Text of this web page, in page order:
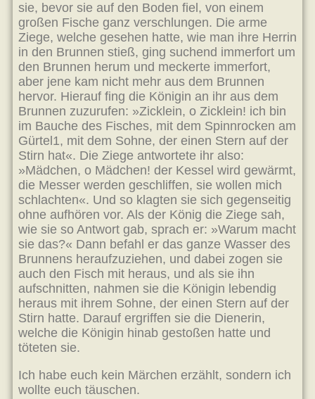
sie, bevor sie auf den Boden fiel, von einem
großen Fische ganz verschlungen. Die arme
Ziege, welche gesehen hatte, wie man ihre Herrin
in den Brunnen stieß, ging suchend immerfort um
den Brunnen herum und meckerte immerfort,
aber jene kam nicht mehr aus dem Brunnen
hervor. Hierauf fing die Königin an ihr aus dem
Brunnen zuzurufen: »Zicklein, o Zicklein! ich bin
im Bauche des Fisches, mit dem Spinnrocken am
Gürtel1, mit dem Sohne, der einen Stern auf der
Stirn hat«. Die Ziege antwortete ihr also:
»Mädchen, o Mädchen! der Kessel wird gewärmt,
die Messer werden geschliffen, sie wollen mich
schlachten«. Und so klagten sie sich gegenseitig
ohne aufhören vor. Als der König die Ziege sah,
wie sie so Antwort gab, sprach er: »Warum macht
sie das?« Dann befahl er das ganze Wasser des
Brunnens heraufzuziehen, und dabei zogen sie
auch den Fisch mit heraus, und als sie ihn
aufschnitten, nahmen sie die Königin lebendig
heraus mit ihrem Sohne, der einen Stern auf der
Stirn hatte. Darauf ergriffen sie die Dienerin,
welche die Königin hinab gestoßen hatte und
töteten sie.
Ich habe euch kein Märchen erzählt, sondern ich
wollte euch täuschen.